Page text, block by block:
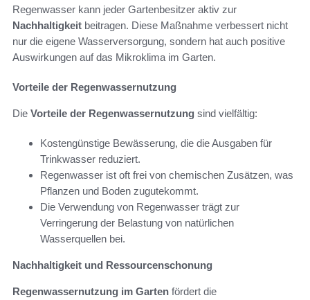
Regenwasser kann jeder Gartenbesitzer aktiv zur
Nachhaltigkeit beitragen. Diese Maßnahme verbessert nicht
nur die eigene Wasserversorgung, sondern hat auch positive
Auswirkungen auf das Mikroklima im Garten.
Vorteile der Regenwassernutzung
Die Vorteile der Regenwassernutzung sind vielfältig:
Kostengünstige Bewässerung, die die Ausgaben für
Trinkwasser reduziert.
Regenwasser ist oft frei von chemischen Zusätzen, was
Pflanzen und Boden zugutekommt.
Die Verwendung von Regenwasser trägt zur
Verringerung der Belastung von natürlichen
Wasserquellen bei.
Nachhaltigkeit und Ressourcenschonung
Regenwassernutzung im Garten fördert die